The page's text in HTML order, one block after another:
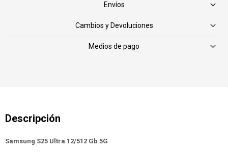
Envíos
Cambios y Devoluciones
Medios de pago
Samsung S25 Ultra 12/512 Gb 5G